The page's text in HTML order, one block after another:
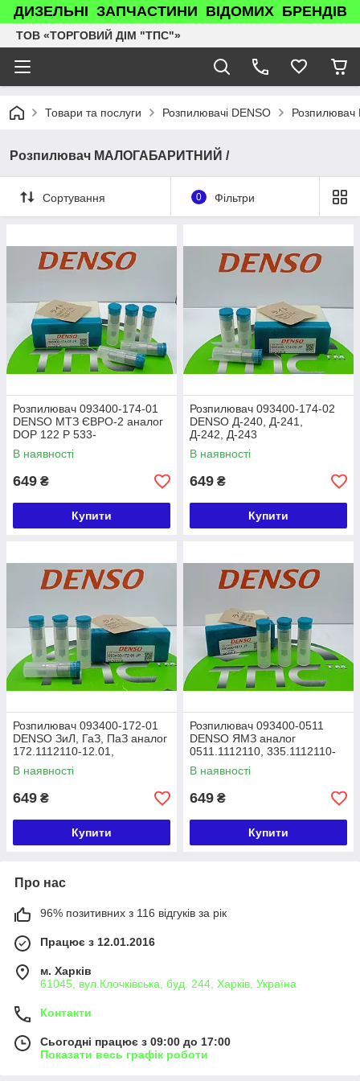
ДИЗЕЛЬНІ ЗАПЧАСТИНИ ВІДОМИХ БРЕНДІВ
ТОВ «ТОРГОВИЙ ДІМ "ТПС"»
Товари та послуги Розпилювачі DENSO
Розпилювач МАЛОГАБАРИТНИЙ /
Сортування 0 Фільтри
Розпилювач 093400-174-01
DENSO МТЗ ЄВРО-2 аналог
DOP 122 P 533-
3827, 174.1112110-1.01
В наявності
649 ₴
Купити
Розпилювач 093400-174-02
DENSO Д-240, Д-241,
Д-242, Д-243
аналоги 174.1112110-1.02,
DOP 122 P933-3827
В наявності
649 ₴
Купити
Розпилювач 093400-172-01
DENSO ЗиЛ, ГаЗ, ПаЗ аналог
172.1112110-12.01,
335.1112110-120, DOP 140 P
529-3824
В наявності
649 ₴
Купити
Розпилювач 093400-0511
DENSO ЯМЗ аналог
0511.1112110, 335.1112110-
50
В наявності
649 ₴
Купити
Про нас
96% позитивних з 116 відгуків за рік
Працює з 12.01.2016
м. Харків
61045, вул.Клочківська, буд. 244, Харків, Україна
Контакти
Сьогодні працює з 09:00 до 17:00
Показати весь графік роботи